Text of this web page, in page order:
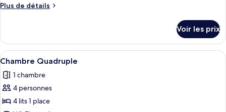
chambre :
Plus de détails
Plus
le
type
de
Chambre
Double
Voir les prix
Afficher
toutes
les
photos
pour
Une chambre d’hôtel avec un
9
Chambre Quadruple
1 chambre
4 personnes
4 lits 1 place